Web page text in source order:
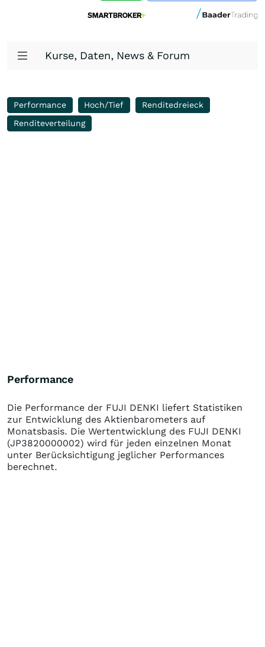
Kurse, Daten, News & Forum
Performance Hoch/Tief
Renditedreieck
Renditeverteilung
Performance
Die Performance der FUJI DENKI liefert Statistiken
zur Entwicklung des Aktienbarometers auf
Monatsbasis. Die Wertentwicklung des FUJI DENKI
(JP3820000002) wird für jeden einzelnen Monat
unter Berücksichtigung jeglicher Performances
berechnet.